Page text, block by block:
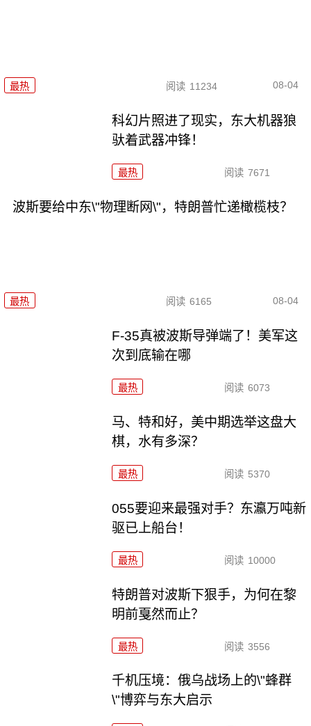
最热 阅读 11234 08-04
科幻片照进了现实，东大机器狼
驮着武器冲锋！
最热 阅读 7671
波斯要给中东\"物理断网\"，特朗普忙递橄榄枝？
最热 阅读 6165 08-04
F-35真被波斯导弹端了！美军这
次到底输在哪
最热 阅读 6073
马、特和好，美中期选举这盘大
棋，水有多深？
最热 阅读 5370
055要迎来最强对手？东瀛万吨新
驱已上船台！
最热 阅读 10000
特朗普对波斯下狠手，为何在黎
明前戛然而止？
最热 阅读 3556
千机压境：俄乌战场上的\"蜂群
\"博弈与东大启示